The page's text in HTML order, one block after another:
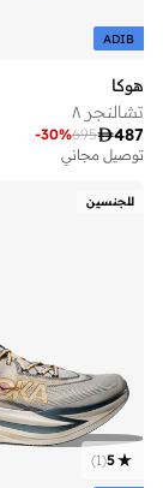
ADIB
هوكا
تشالنجر ٨
487
695
-30%
توصيل مجاني
للجنسين
5
(
1
)